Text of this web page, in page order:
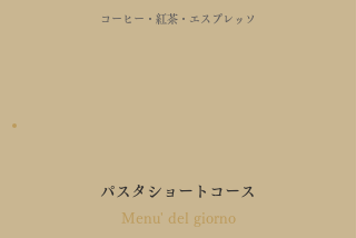
コーヒー・紅茶・エスプレッソ
パスタショートコース
Menu' del giorno